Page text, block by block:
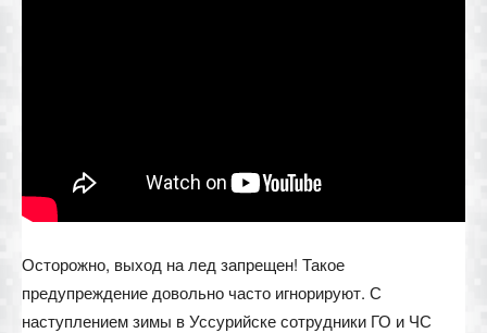
Осторожно, выход на лед запрещен! Такое
предупреждение довольно часто игнорируют. С
наступлением зимы в Уссурийске сотрудники ГО и ЧС